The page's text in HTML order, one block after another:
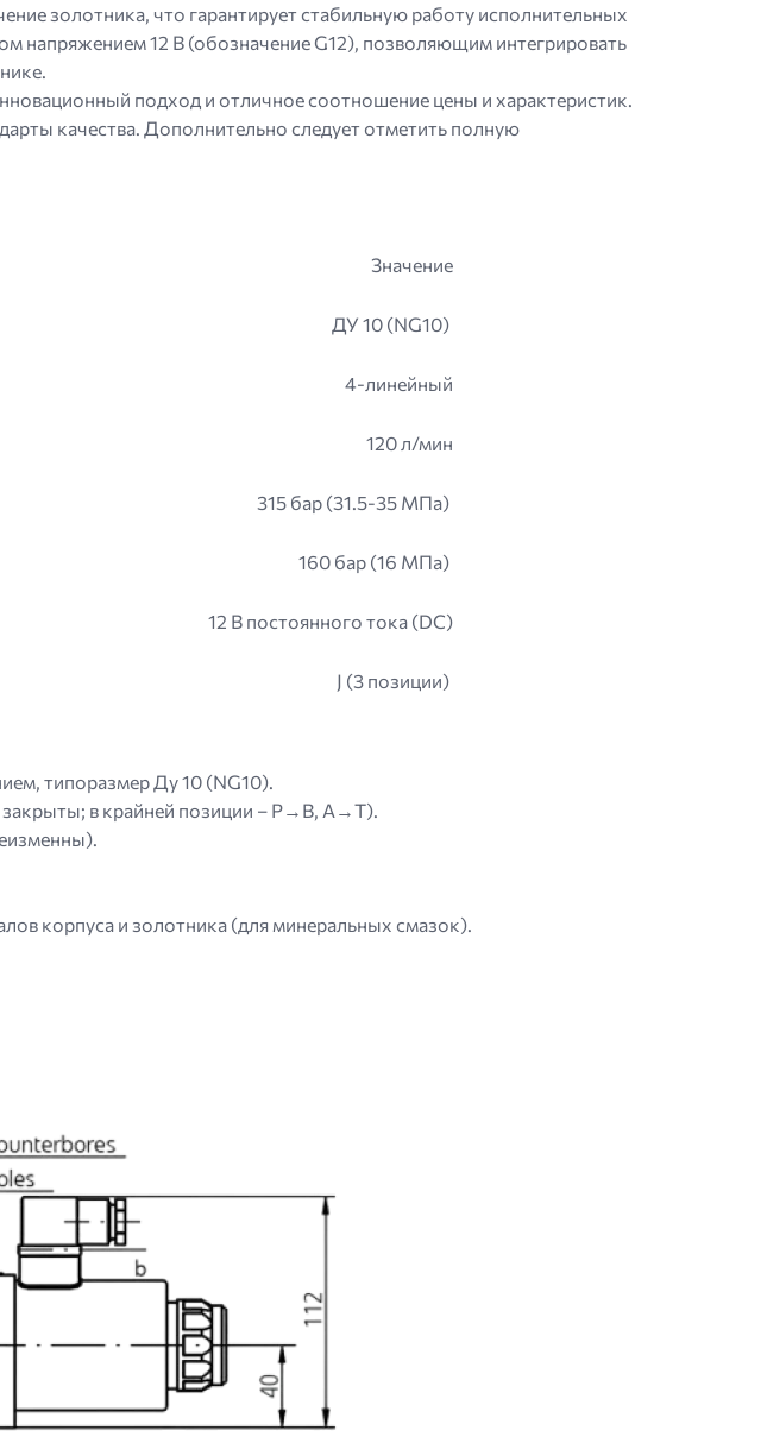
золотника, что гарантирует стабильную работу исполнительных
напряжением 12 В (обозначение G12), позволяющим интегрировать
подход и отличное соотношение цены и характеристик.
качества. Дополнительно следует отметить полную
Значение
ДУ 10 (NG10)
4-линейный
120 л/мин
315 бар (31.5-35 МПа)
160 бар (16 МПа)
12 В постоянного тока (DC)
J (3 позиции)
типоразмер Ду 10 (NG10).
закрыты; в крайней позиции – P→B, A→T).
корпуса и золотника (для минеральных смазок).